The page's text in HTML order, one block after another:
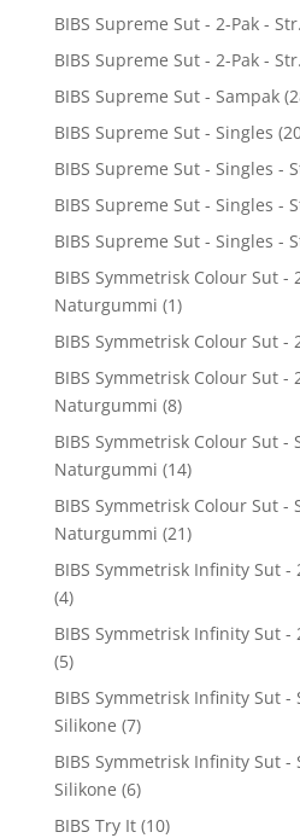
BIBS Supreme Sut - 2-Pak -
BIBS Supreme Sut - 2-Pak -
BIBS Supreme Sut - Sampak
BIBS Supreme Sut - Singles
BIBS Supreme Sut - Singles -
BIBS Supreme Sut - Singles -
BIBS Supreme Sut - Singles -
BIBS Symmetrisk Colour Sut -
Naturgummi (1)
BIBS Symmetrisk Colour Sut -
BIBS Symmetrisk Colour Sut -
Naturgummi (8)
BIBS Symmetrisk Colour Sut -
Naturgummi (14)
BIBS Symmetrisk Colour Sut -
Naturgummi (21)
BIBS Symmetrisk Infinity Sut -
(4)
BIBS Symmetrisk Infinity Sut -
(5)
BIBS Symmetrisk Infinity Sut -
Silikone (7)
BIBS Symmetrisk Infinity Sut -
Silikone (6)
BIBS Try It (10)